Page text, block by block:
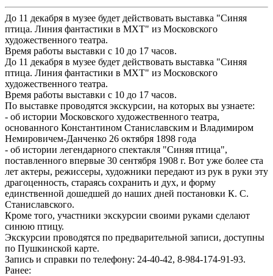
До 11 декабря в музее будет действовать выставка "Синяя
птица. Линия фантастики в МХТ" из Московского
художественного театра.
Время работы выставки с 10 до 17 часов.
До 11 декабря в музее будет действовать выставка "Синяя
птица. Линия фантастики в МХТ" из Московского
художественного театра.
Время работы выставки с 10 до 17 часов.
По выставке проводятся экскурсии, на которых вы узнаете:
- об истории Московского художественного театра,
основанного Константином Станиславским и Владимиром
Немировичем-Данченко 26 октября 1898 года
- об истории легендарного спектакля "Синяя птица",
поставленного впервые 30 сентября 1908 г. Вот уже более ста
лет актеры, режиссеры, художники передают из рук в руки эту
драгоценность, стараясь сохранить и дух, и форму
единственной дошедшей до наших дней постановки К. С.
Станиславского.
Кроме того, участники экскурсии своими руками сделают
синюю птицу.
Экскурсии проводятся по предварительной записи, доступны
по Пушкинской карте.
Запись и справки по телефону: 24-40-42, 8-984-174-91-93.
Ранее: